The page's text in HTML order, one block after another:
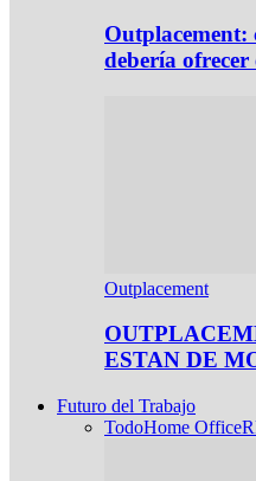
Outplacement:
debería
Outplacement
ESTAN DE
Futuro del Trabajo
TodoHome Office